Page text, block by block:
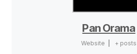
Pan Orama
Website + posts